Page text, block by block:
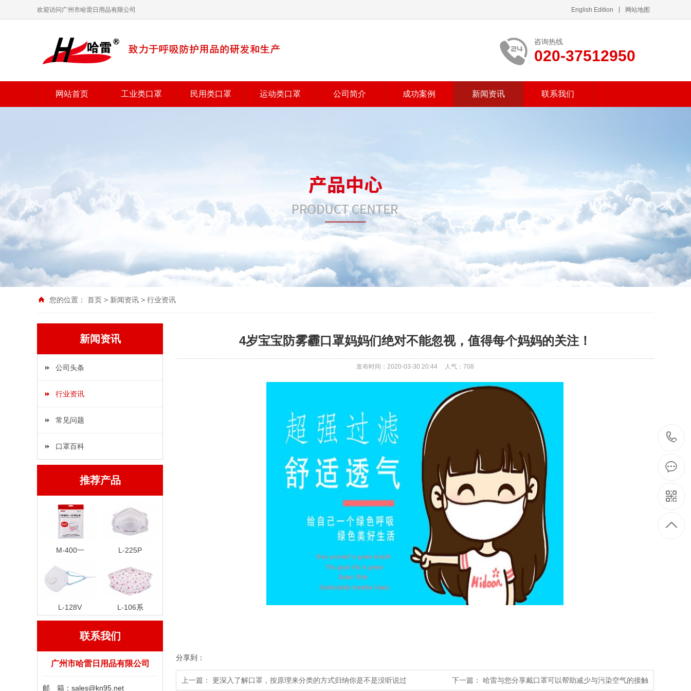
欢迎访问广州市哈雷日用品有限公司 English Edition 网站地图
咨询热线
020-37512950
网站首页 工业类口罩 民用类口罩 运动类口罩 公司简介 成功案例 新闻资讯 联系我们
您的位置： 首页 > 新闻资讯 > 行业资讯
新闻资讯
公司头条
行业资讯
常见问题
口罩百科
推荐产品
M-400一 L-225P
L-128V L-106系
联系我们
广州市哈雷日用品有限公司
邮 箱：sales@kn95.net
4岁宝宝防雾霾口罩妈妈们绝对不能忽视，值得每个妈妈的关注！
发布时间：2020-03-30 20:44 人气： 708
分享到：
上一篇： 更深入了解口罩，按原理来分类的方式归纳你是不是没听说过 下一篇： 哈雷与您分享戴口罩可以帮助减少与污染空气的接触